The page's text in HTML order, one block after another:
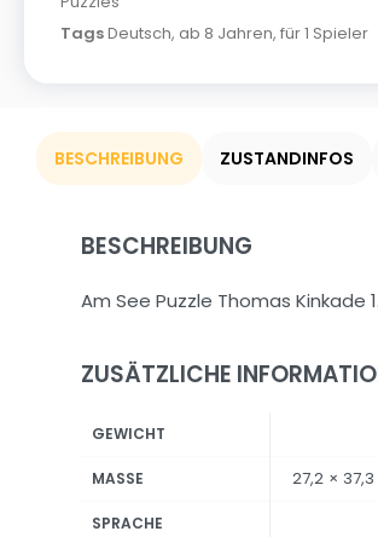
TagsDeutsch, ab 8 Jahren, für 1 Spieler
BESCHREIBUNG ZUSTANDINFOS
BESCHREIBUNG
Am See Puzzle Thomas Kinkade
ZUSÄTZLICHE
GEWICHT
MASSE 27,2 ×
SPRACHE